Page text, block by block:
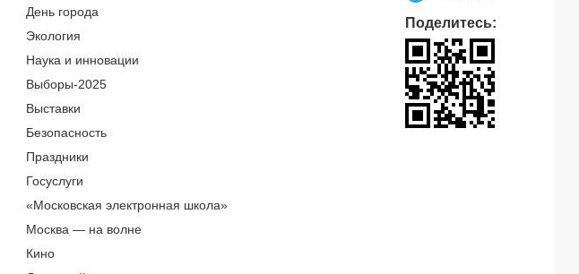
День города
Экология
Наука и инновации
Выборы-2025
Выставки
Безопасность
Праздники
Госуслуги
«Московская электронная школа»
Москва — на волне
Кино
Поделитесь: